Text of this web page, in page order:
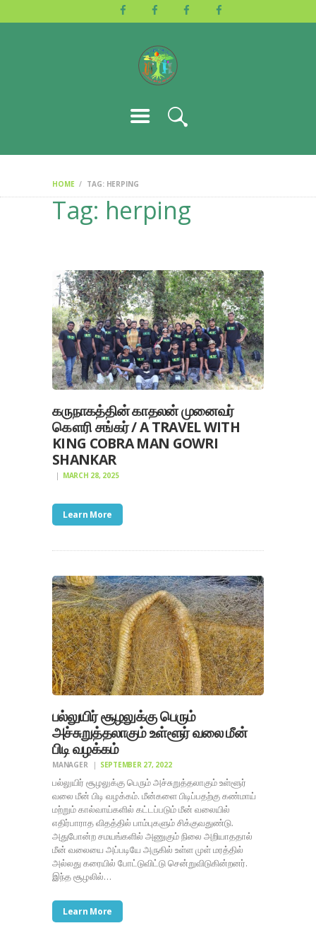
HOME TAG: HERPING
Tag: herping
ACTIVITIES
கருநாகத்தின் காதலன் முனைவர்
கௌரி சங்கர் / A TRAVEL WITH
KING COBRA MAN GOWRI
SHANKAR
MARCH 28, 2025
Learn More
பல்லுயிர் சூழலுக்கு பெரும்
அச்சுறுத்தலாகும் உள்ளூர் வலை மீன்
பிடி வழக்கம்
MANAGER SEPTEMBER 27, 2022
பல்லுயிர் சூழலுக்கு பெரும் அச்சுறுத்தலாகும் உள்ளூர்
வலை மீன் பிடி வழக்கம். மீன்களை பிடிப்பதற்கு கண்மாய்
மற்றும் கால்வாய்களில் கட்டப்படும் மீன் வலையில்
எதிர்பாராத விதத்தில் பாம்புகளும் சிக்குவதுண்டு.
அதுபோன்ற சமயங்களில் அணுகும் நிலை அறியாததால்
மீன் வலையை அப்படியே அருகில் உள்ள முள் மரத்தில்
அல்லது கரையில் போட்டுவிட்டு சென்றுவிடுகின்றனர்.
இந்த சூழலில்…
Learn More